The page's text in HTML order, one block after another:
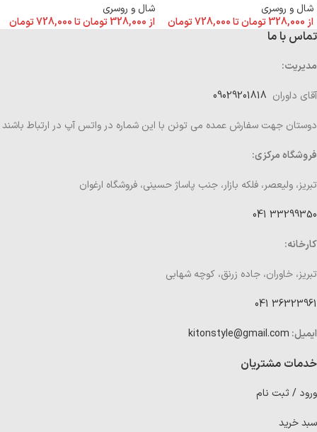
شال و روسری
از 328,000تومانتا728,000تومان
شال و روسری
از 328,000تومانتا728,000تومان
تماس با ما
مدیریت:
آقای داوران
دوستان جهت سفارش عمده می تونن با این شماره در واتس آپ در ارتباط باشند
فروشگاه مرکزی:
تبریز، ولیعصر، فلکه بازار، جنب پاساژ حسینی، فروشگاه ارغوان
33299350 041
کارخانه:
تبریز، خاوران، جاده زرنق، کوچه شهابی
36323961 041
ایمیل: kitonstyle@gmail.com
خدمات مشتریان
ورود / ثبت نام
سبد خرید